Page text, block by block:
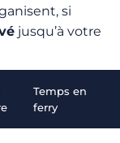
si
jusqu’à votre
Temps en
ferry